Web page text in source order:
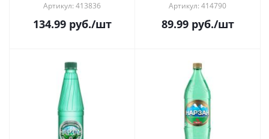
Артикул: 413836
134.99руб./шт
Артикул: 414790
89.99руб./шт